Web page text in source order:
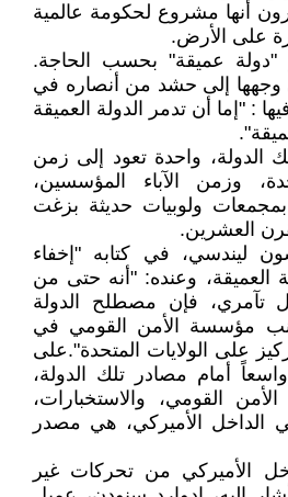
أنها مشروع لحكومة عالمية
على الأرض.
عميقة" بحسب الحاجة.
وجهها إلى حشد من أنصاره في
2023 قال فيها : "إما أن تدمر الدولة العميقة
الدولة، واحدة تعود إلى زمن
وزمن الآباء المؤسسين،
ولوبيات حديثة بزغت
العشرين.
ليندسي، في كتابه "إخفاء
العميقة، وعنده: "أنه حتى من
تآمري، فإن مصطلح الدولة
مؤسسة الأمن القومي في
على الولايات المتحدة".على
أمام مصادر تلك الدولة،
القومي، والاستخبارات،
الداخل الأميركي، هي مصدر
الأميركي من تحركات غير